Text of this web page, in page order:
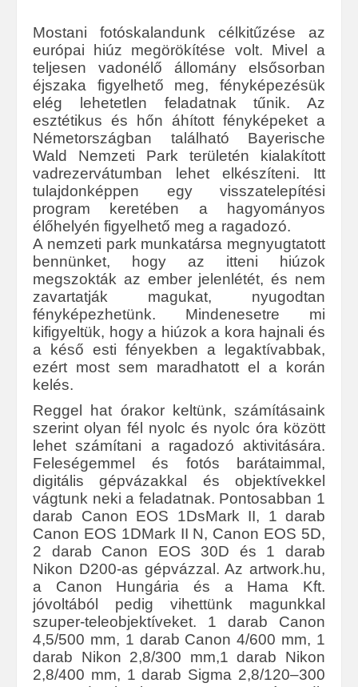
Mostani fotóskalandunk célkitűzése az
európai hiúz megörökítése volt. Mivel a
teljesen vadonélő állomány elsősorban
éjszaka figyelhető meg, fényképezésük
elég lehetetlen feladatnak tűnik. Az
esztétikus és hőn áhított fényképeket a
Németországban található Bayerische
Wald Nemzeti Park területén kialakított
vadrezervátumban lehet elkészíteni. Itt
tulajdonképpen egy visszatelepítési
program keretében a hagyományos
élőhelyén figyelhető meg a ragadozó.
A nemzeti park munkatársa megnyugtatott
bennünket, hogy az itteni hiúzok
megszokták az ember jelenlétét, és nem
zavartatják magukat, nyugodtan
fényképezhetünk. Mindenesetre mi
kifigyeltük, hogy a hiúzok a kora hajnali és
a késő esti fényekben a legaktívabbak,
ezért most sem maradhatott el a korán
kelés.
Reggel hat órakor keltünk, számításaink
szerint olyan fél nyolc és nyolc óra között
lehet számítani a ragadozó aktivitására.
Feleségemmel és fotós barátaimmal,
digitális gépvázakkal és objektívekkel
vágtunk neki a feladatnak. Pontosabban 1
darab Canon EOS 1DsMark II, 1 darab
Canon EOS 1DMark II N, Canon EOS 5D,
2 darab Canon EOS 30D és 1 darab
Nikon D200-as gépvázzal. Az artwork.hu,
a Canon Hungária és a Hama Kft.
jóvoltából pedig vihettünk magunkkal
szuper-teleobjektíveket. 1 darab Canon
4,5/500 mm, 1 darab Canon 4/600 mm, 1
darab Nikon 2,8/300 mm,1 darab Nikon
2,8/400 mm, 1 darab Sigma 2,8/120–300